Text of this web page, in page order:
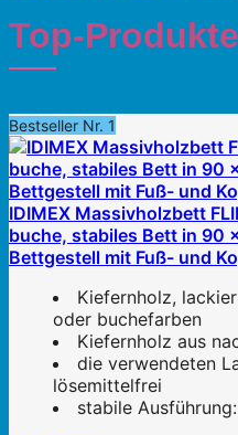
Top-Produkte
Bestseller Nr. 1
IDIMEX Massivholzbett
buche, stabiles Bett in 90
Bettgestell mit Fuß- und
Kiefernholz,
oder buchefarben
Kiefernholz aus
die verwendeten
lösemittelfrei
stabile